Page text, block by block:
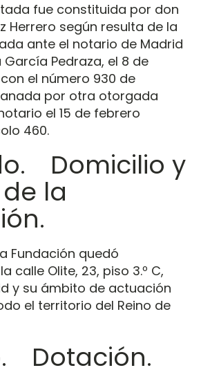
fue constituida por don
Herrero según resulta de la
ante el notario de Madrid
Pedraza, el 8 de
el número 930 de
por otra otorgada
el 15 de febrero
460.
Domicilio y
la
Fundación quedó
calle Olite, 23, piso 3.º C,
y su ámbito de actuación
el territorio del Reino de
Dotación.